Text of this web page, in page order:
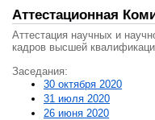
Аттестационная
Аттестация научных и
кадров высшей
Заседания:
30 октября 2020
31 июля 2020
26 июня 2020